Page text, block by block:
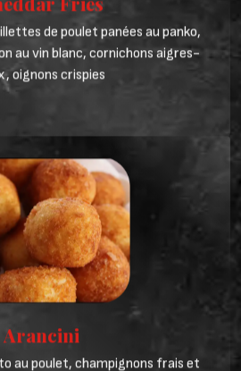
de poulet panées au panko,
au vin blanc, cornichons aigres-
oignons crispies
Arancini
au poulet, champignons frais et